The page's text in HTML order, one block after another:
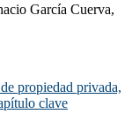
García Cuerva,
propiedad privada,
clave